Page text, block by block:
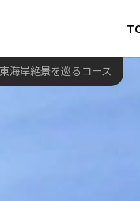
海岸絶景を巡るコース